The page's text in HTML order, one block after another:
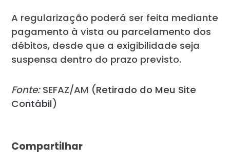
A regularização poderá ser feita mediante
pagamento à vista ou parcelamento dos
débitos, desde que a exigibilidade seja
suspensa dentro do prazo previsto.
Fonte:SEFAZ/AM (Retirado do Meu Site
Contábil)
Compartilhar